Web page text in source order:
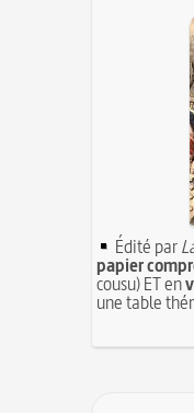
Édité par
papier
cousu) ET en
une table